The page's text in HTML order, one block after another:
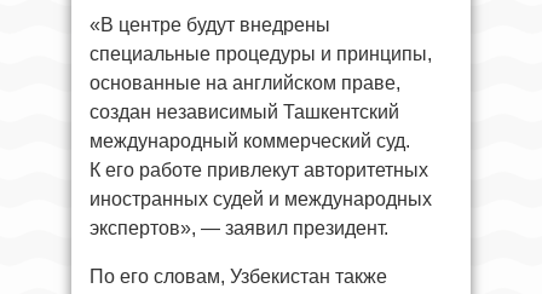
«В центре будут внедрены
специальные процедуры и принципы,
основанные на английском праве,
создан независимый Ташкентский
международный коммерческий суд.
К его работе привлекут авторитетных
иностранных судей и международных
экспертов», — заявил президент.
По его словам, Узбекистан также